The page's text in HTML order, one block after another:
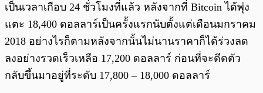
เป็นเวลาเกือบ 24 ชั่วโมงที่แล้ว หลังจากที่ Bitcoin ได้พุ่ง
แตะ 18,400 ดอลลาร์เป็นครั้งแรกนับตั้งแต่เดือนมกราคม
2018 อย่างไรก็ตามหลังจากนั้นไม่นานราคาก็ได้ร่วงลด
ลงอย่างรวดเร็วเหลือ 17,200 ดอลลาร์ ก่อนที่จะดีดตัว
กลับขึ้นมาอยู่ที่ระดับ 17,800 – 18,000 ดอลลาร์